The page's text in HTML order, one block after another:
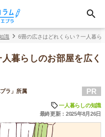
識 6畳の広さはどれくらい？一人暮ら
暮らしのお部屋を広く
ラ」所属 PR
一人暮らしの知識
最終更新：2025年8月26日